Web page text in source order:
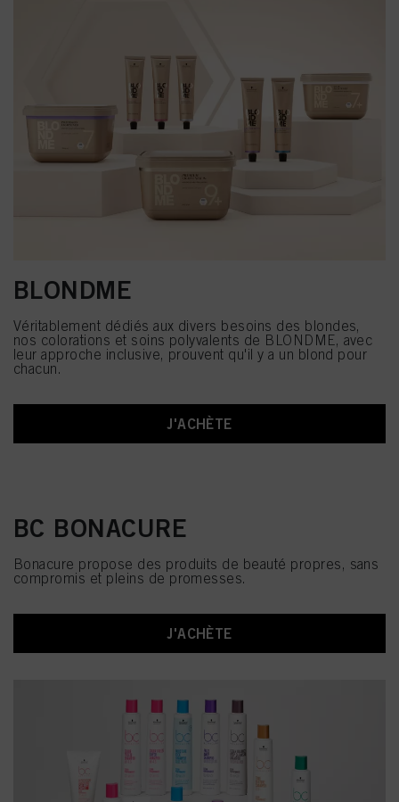
BLONDME
Véritablement dédiés aux divers besoins des blondes,
nos colorations et soins polyvalents de BLONDME, avec
leur approche inclusive, prouvent qu'il y a un blond pour
chacun.
J'ACHÈTE
BC BONACURE
Bonacure propose des produits de beauté propres, sans
compromis et pleins de promesses.
J'ACHÈTE